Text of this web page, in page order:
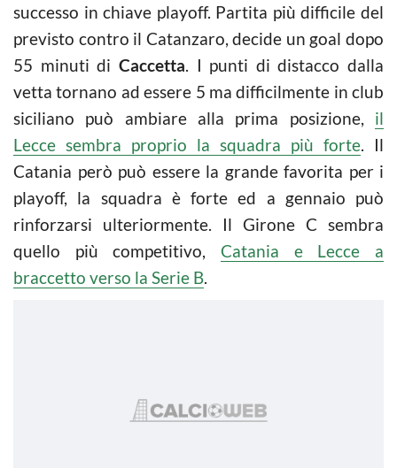
successo in chiave playoff. Partita più difficile del
previsto contro il Catanzaro, decide un goal dopo
55 minuti di Caccetta. I punti di distacco dalla
vetta tornano ad essere 5 ma difficilmente in club
siciliano può ambiare alla prima posizione, il
Lecce sembra proprio la squadra più forte. Il
Catania però può essere la grande favorita per i
playoff, la squadra è forte ed a gennaio può
rinforzarsi ulteriormente. Il Girone C sembra
quello più competitivo, Catania e Lecce a
braccetto verso la Serie B.